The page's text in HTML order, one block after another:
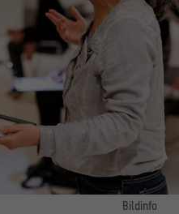
Bildinfo